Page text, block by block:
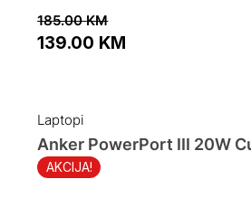
185.00KM
was:
185.00 KM.
139.00 KM
is:
139.00 KM.
Laptopi
AKCIJA!
Anker PowerPort III 20W